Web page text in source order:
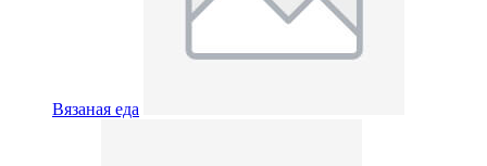
Вязаная еда